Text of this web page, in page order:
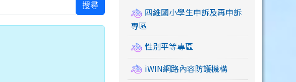
搜尋
四維國小學生申訴及再申訴
專區
性別平等專區
iWIN網路內容防護機構